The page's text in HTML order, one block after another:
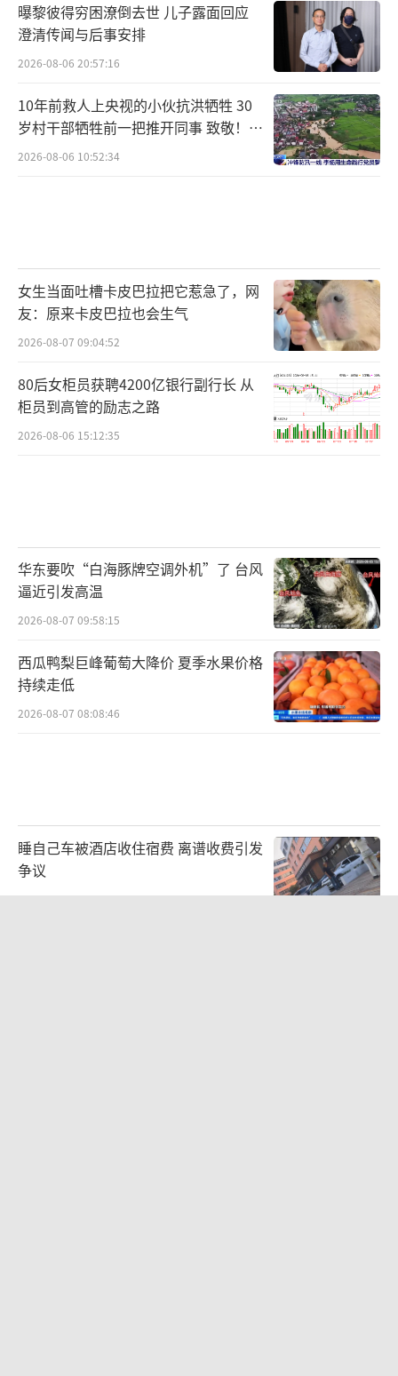
曝黎彼得穷困潦倒去世 儿子露面回应
澄清传闻与后事安排
2026-08-06 20:57:16
10年前救人上央视的小伙抗洪牺牲 30
岁村干部牺牲前一把推开同事 致敬！送
别！
2026-08-06 10:52:34
女生当面吐槽卡皮巴拉把它惹急了，网
友：原来卡皮巴拉也会生气
2026-08-07 09:04:52
80后女柜员获聘4200亿银行副行长 从
柜员到高管的励志之路
2026-08-06 15:12:35
华东要吹“白海豚牌空调外机”了 台风
逼近引发高温
2026-08-07 09:58:15
西瓜鸭梨巨峰葡萄大降价 夏季水果价格
持续走低
2026-08-07 08:08:46
睡自己车被酒店收住宿费 离谱收费引发
争议
2026-08-05 20:50:16